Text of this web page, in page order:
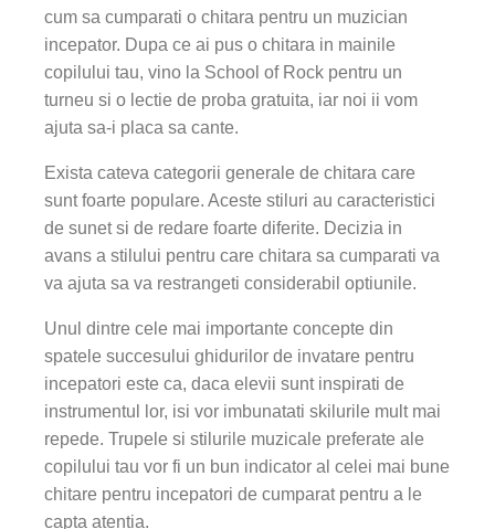
cum sa cumparati o chitara pentru un muzician
incepator. Dupa ce ai pus o chitara in mainile
copilului tau, vino la School of Rock pentru un
turneu si o lectie de proba gratuita, iar noi ii vom
ajuta sa-i placa sa cante.
Exista cateva categorii generale de chitara care
sunt foarte populare. Aceste stiluri au caracteristici
de sunet si de redare foarte diferite. Decizia in
avans a stilului pentru care chitara sa cumparati va
va ajuta sa va restrangeti considerabil optiunile.
Unul dintre cele mai importante concepte din
spatele succesului ghidurilor de invatare pentru
incepatori este ca, daca elevii sunt inspirati de
instrumentul lor, isi vor imbunatati skilurile mult mai
repede. Trupele si stilurile muzicale preferate ale
copilului tau vor fi un bun indicator al celei mai bune
chitare pentru incepatori de cumparat pentru a le
capta atentia.